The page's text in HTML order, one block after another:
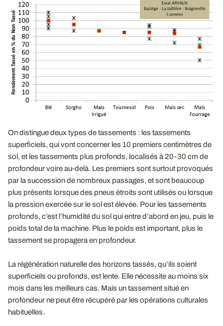
On distingue deux types de tassements : les tassements
superficiels, qui vont concerner les 10 premiers centimètres de
sol, et les tassements plus profonds, localisés à 20-30 cm de
profondeur voire au-delà. Les premiers sont surtout provoqués
par la succession de nombreux passages, et sont beaucoup
plus présents lorsque des pneus étroits sont utilisés ou lorsque
la pression exercée sur le sol est élevée. Pour les tassements
profonds, c’est l’humidité du sol qui entre d’abord en jeu, puis le
poids total de la machine. Plus le poids est important, plus le
tassement se propagera en profondeur.
La régénération naturelle des horizons tassés, qu’ils soient
superficiels ou profonds, est lente. Elle nécessite au moins six
mois dans les meilleurs cas. Mais un tassement situé en
profondeur ne peut être récupéré par les opérations culturales
habituelles.